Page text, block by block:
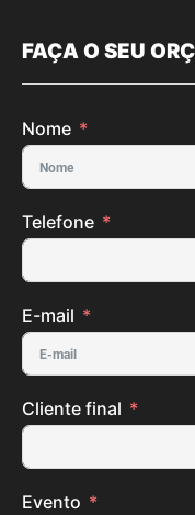
FAÇA O SEU
Nome
Telefone
E-mail
Cliente final
Evento